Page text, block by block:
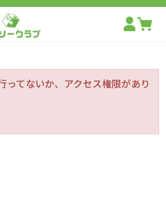
ってないか、アクセス権限があり